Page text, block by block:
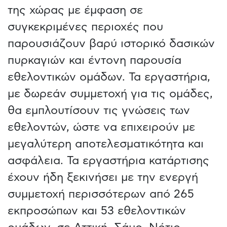
της χώρας με έμφαση σε
συγκεκριμένες περιοχές που
παρουσιάζουν βαρύ ιστορικό δασικών
πυρκαγιών και έντονη παρουσία
εθελοντικών ομάδων. Τα εργαστήρια,
με δωρεάν συμμετοχή για τις ομάδες,
θα εμπλουτίσουν τις γνώσεις των
εθελοντών, ώστε να επιχειρούν με
μεγαλύτερη αποτελεσματικότητα και
ασφάλεια. Τα εργαστήρια κατάρτισης
έχουν ήδη ξεκινήσει με την ενεργή
συμμετοχή περισσότερων από 265
εκπροσώπων και 53 εθελοντικών